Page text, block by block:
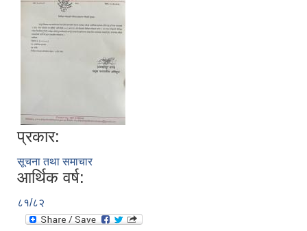
प्रकार:
सूचना तथा समाचार
आर्थिक वर्ष:
८१/८२